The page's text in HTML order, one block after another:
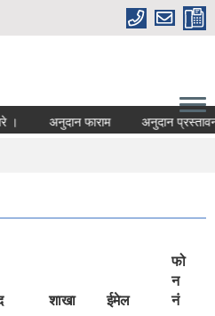
अनुदान फाराम अनुदान प्रस्तावना
शाखा ईमेल
फो
न
नं